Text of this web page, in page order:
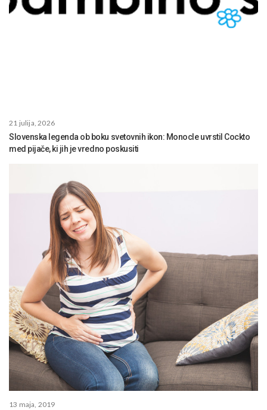
21 julija, 2026
Slovenska legenda ob boku svetovnih ikon: Monocle uvrstil Cockto
med pijače, ki jih je vredno poskusiti
13 maja, 2019